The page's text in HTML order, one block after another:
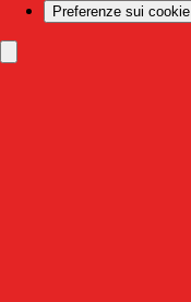
Preferenze sui cookie